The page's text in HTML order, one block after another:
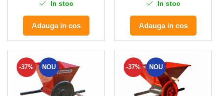
In stoc
Adauga in cos
In stoc
Adauga in cos
-37% NOU -37% NOU